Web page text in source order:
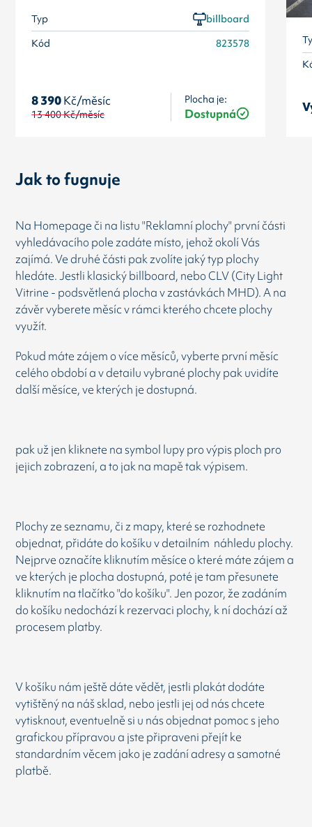
Typ
billboard
Kód
823578
8 390Kč/měsíc
13 400Kč/měsíc
Plocha je:
Dostupná
Jak to fugnuje
Na Homepage či na listu "Reklamní plochy" první části
vyhledávacího pole zadáte místo, jehož okolí Vás
zajímá. Ve druhé části pak zvolíte jaký typ plochy
hledáte. Jestli klasický billboard, nebo CLV (City Light
Vitrine - podsvětlená plocha v zastávkách MHD). A na
závěr vyberete měsíc v rámci kterého chcete plochy
využít.
Pokud máte zájem o více měsíců, vyberte první měsíc
celého období a v detailu vybrané plochy pak uvidíte
další měsíce, ve kterých je dostupná.
pak už jen kliknete na symbol lupy pro výpis ploch pro
jejich zobrazení, a to jak na mapě tak výpisem.
Plochy ze seznamu, či z mapy, které se rozhodnete
objednat, přidáte do košíku v detailním náhledu plochy.
Nejprve označíte kliknutím měsíce o které máte zájem a
ve kterých je plocha dostupná, poté je tam přesunete
kliknutím na tlačítko "do košíku". Jen pozor, že zadáním
do košíku nedochází k rezervaci plochy, k ní dochází až
procesem platby.
V košíku nám ještě dáte vědět, jestli plakát dodáte
vytištěný na náš sklad, nebo jestli jej od nás chcete
vytisknout, eventuelně si u nás objednat pomoc s jeho
grafickou přípravou a jste připraveni přejít ke
standardním věcem jako je zadání adresy a samotné
platbě.